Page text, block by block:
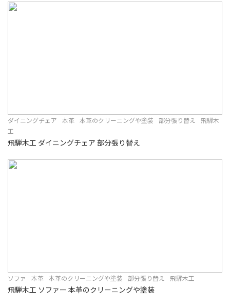
ダイニングチェア 本革 本革のクリーニングや塗装 部分張り替え
飛騨木
工
飛騨木工 ダイニングチェア 部分張り替え
ソファ 本革 本革のクリーニングや塗装 部分張り替え 飛騨木工
飛騨木工 ソファー 本革のクリーニングや塗装